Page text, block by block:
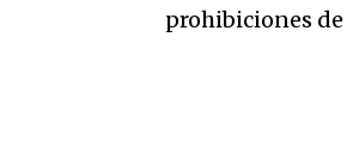
prohibiciones